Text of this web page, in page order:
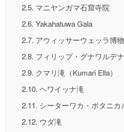
2.5. マニヤンガマ石窟寺院
2.6. Yakahatuwa Gala
2.7. アウィッサーウェッラ博
2.8. フィリップ・グナワルデ
2.9. クマリ滝（Kumari Ella）
2.10. ヘワイッナ滝
2.11. シーターワカ・ボタニカ
2.12. ウダ滝